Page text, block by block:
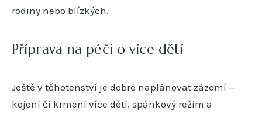
rodiny nebo blízkých.
Příprava na péči o více dětí
Ještě v těhotenství je dobré naplánovat zázemí —
kojení či krmení více dětí, spánkový režim a